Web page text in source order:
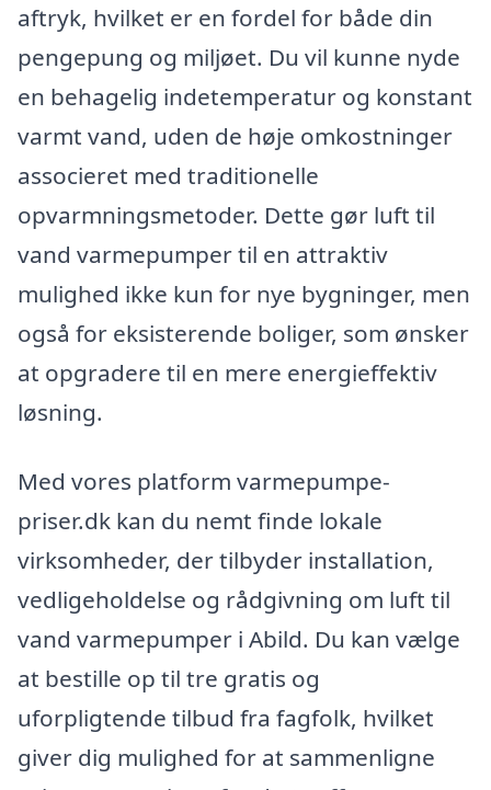
aftryk, hvilket er en fordel for både din
pengepung og miljøet. Du vil kunne nyde
en behagelig indetemperatur og konstant
varmt vand, uden de høje omkostninger
associeret med traditionelle
opvarmningsmetoder. Dette gør luft til
vand varmepumper til en attraktiv
mulighed ikke kun for nye bygninger, men
også for eksisterende boliger, som ønsker
at opgradere til en mere energieffektiv
løsning.
Med vores platform varmepumpe-
priser.dk kan du nemt finde lokale
virksomheder, der tilbyder installation,
vedligeholdelse og rådgivning om luft til
vand varmepumper i Abild. Du kan vælge
at bestille op til tre gratis og
uforpligtende tilbud fra fagfolk, hvilket
giver dig mulighed for at sammenligne